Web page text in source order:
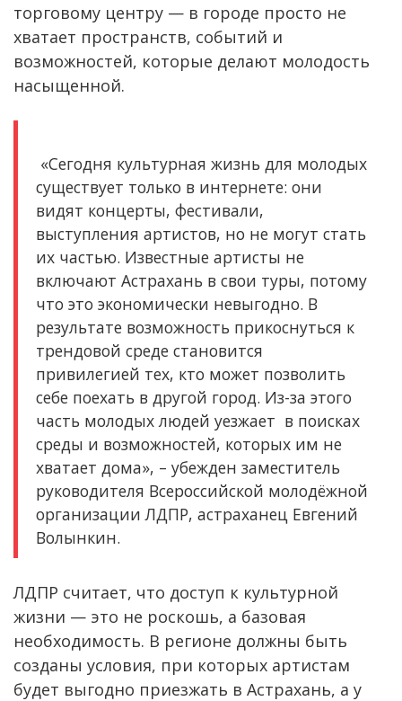
торговому центру — в городе просто не
хватает пространств, событий и
возможностей, которые делают молодость
насыщенной.
«Сегодня культурная жизнь для молодых
существует только в интернете: они
видят концерты, фестивали,
выступления артистов, но не могут стать
их частью. Известные артисты не
включают Астрахань в свои туры, потому
что это экономически невыгодно. В
результате возможность прикоснуться к
трендовой среде становится
привилегией тех, кто может позволить
себе поехать в другой город. Из-за этого
часть молодых людей уезжает в поисках
среды и возможностей, которых им не
хватает дома», – убежден заместитель
руководителя Всероссийской молодёжной
организации ЛДПР, астраханец Евгений
Волынкин.
ЛДПР считает, что доступ к культурной
жизни — это не роскошь, а базовая
необходимость. В регионе должны быть
созданы условия, при которых артистам
будет выгодно приезжать в Астрахань, а у